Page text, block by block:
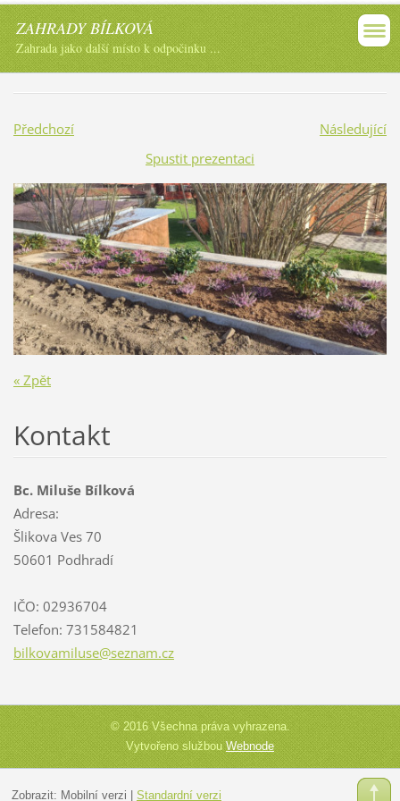
ZAHRADY BÍLKOVÁ
Zahrada jako další místo k odpočinku ...
Předchozí
Následující
Spustit prezentaci
« Zpět
Kontakt
Bc. Miluše Bílková
Adresa:
Šlikova Ves 70
50601 Podhradí
IČO: 02936704
Telefon: 731584821
bilkovamiluse@seznam.cz
© 2016 Všechna práva vyhrazena.
Vytvořeno službouWebnode
Zobrazit: Mobilní verzi Standardní verzi